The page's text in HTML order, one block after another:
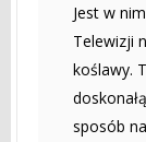
Jest w
Telewizji
koślawy.
sposób